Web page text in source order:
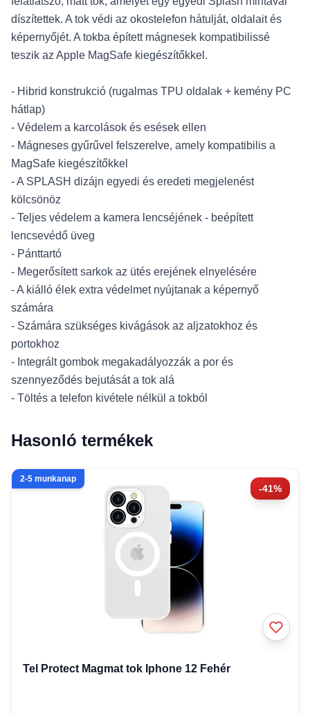
díszítettek. A tok védi az okostelefon hátulját, oldalait és
képernyőjét. A tokba épített mágnesek kompatibilissé
teszik az Apple MagSafe kiegészítőkkel.
- Hibrid konstrukció (rugalmas TPU oldalak + kemény PC
hátlap)
- Védelem a karcolások és esések ellen
- Mágneses gyűrűvel felszerelve, amely kompatibilis a
MagSafe kiegészítőkkel
- A SPLASH dizájn egyedi és eredeti megjelenést
kölcsönöz
- Teljes védelem a kamera lencséjének - beépített
lencsevédő üveg
- Pánttartó
- Megerősített sarkok az ütés erejének elnyelésére
- A kiálló élek extra védelmet nyújtanak a képernyő
számára
- Számára szükséges kivágások az aljzatokhoz és
portokhoz
- Integrált gombok megakadályozzák a por és
szennyeződés bejutását a tok alá
- Töltés a telefon kivétele nélkül a tokból
Hasonló termékek
-41%
2-5 munkanap
Tel Protect Magmat tok Iphone 12 Fehér